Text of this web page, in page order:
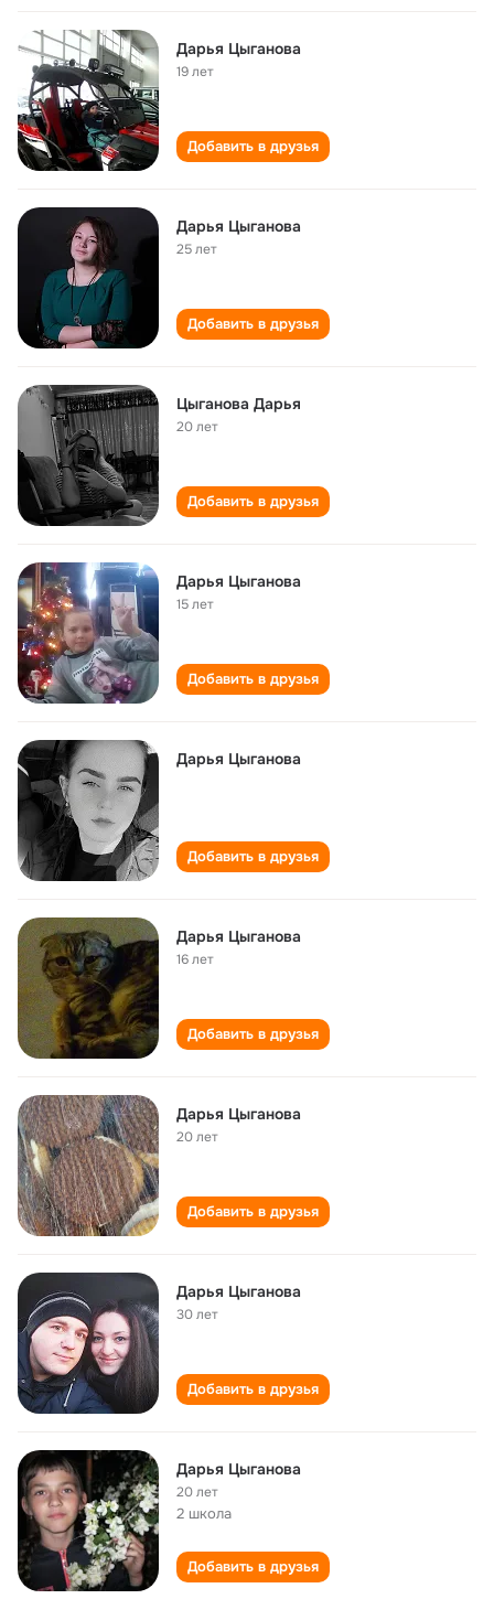
Дарья Цыганова
19 лет
Добавить в друзья
Дарья Цыганова
25 лет
Добавить в друзья
Цыганова Дарья
20 лет
Добавить в друзья
Дарья Цыганова
15 лет
Добавить в друзья
Дарья Цыганова
Добавить в друзья
Дарья Цыганова
16 лет
Добавить в друзья
Дарья Цыганова
20 лет
Добавить в друзья
Дарья Цыганова
30 лет
Добавить в друзья
Дарья Цыганова
20 лет
2 школа
Добавить в друзья